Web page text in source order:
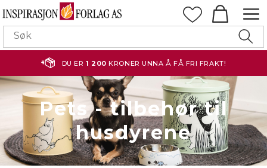
DU ER1 200 KRONER UNNA Å FÅ FRI FRAKT!
Pets - tilbehør til
husdyrene